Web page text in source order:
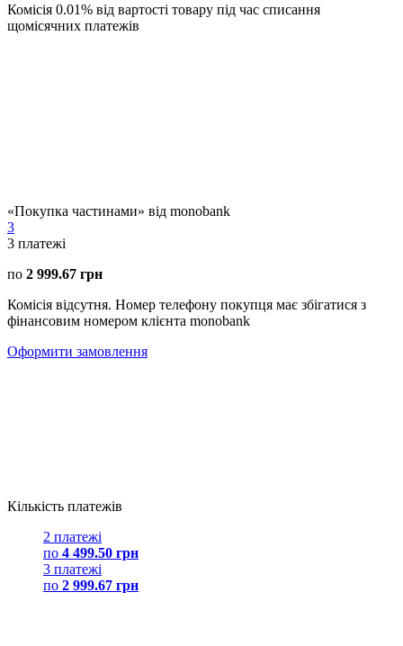
Комісія 0.01% від вартості товару під час списання
щомісячних платежів
«Покупка частинами» від monobank
3
3 платежі
по 2 999.67 грн
Комісія відсутня. Номер телефону покупця має збігатися з
фінансовим номером клієнта monobank
Оформити замовлення
Кількість платежів
2 платежі
по 4 499.50 грн
3 платежі
по 2 999.67 грн